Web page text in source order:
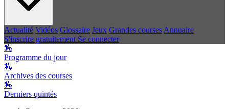
Actualité Vidéos Glossaire Jeux Grandes courses Annuaire
S'inscrire gratuitement Se connecter
🏇
Programme du jour
🏇
Archives des courses
🏇
Derniers quintés